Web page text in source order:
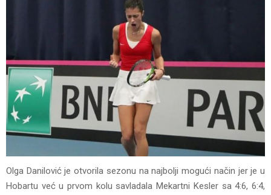
Olga Danilović je otvorila sezonu na najbolji mogući način jer je u
Hobartu već u prvom kolu savladala Mekartni Kesler sa 4:6, 6:4,